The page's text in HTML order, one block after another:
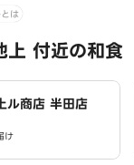
は
上 付近の和食
ル商店 半田店
け